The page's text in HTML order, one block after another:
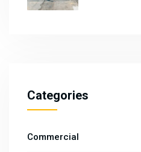
Categories
Commercial